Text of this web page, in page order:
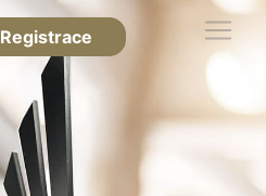
Registrace